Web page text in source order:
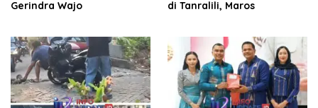
Gerindra Wajo
di Tanralili, Maros